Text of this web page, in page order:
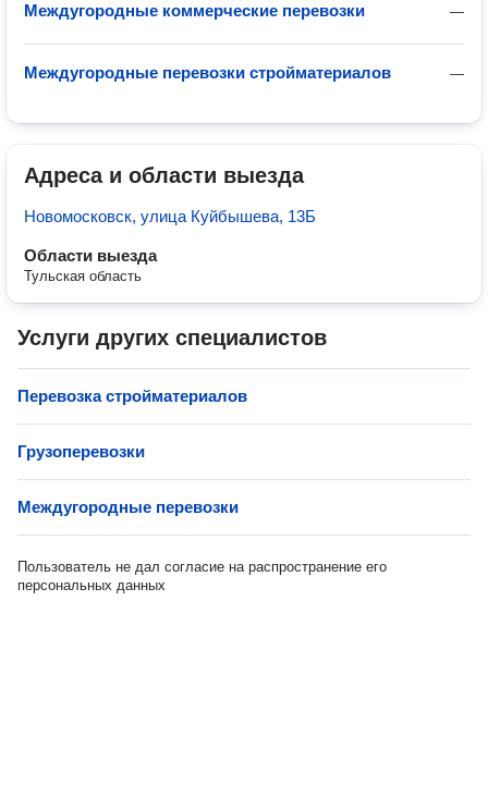
—
Междугородные коммерческие перевозки
—
Междугородные перевозки стройматериалов
Адреса и области выезда
Новомосковск, улица Куйбышева, 13Б
Области выезда
Тульская область
Услуги других специалистов
Перевозка стройматериалов
Грузоперевозки
Междугородные перевозки
Пользователь не дал согласие на распространение его
персональных данных